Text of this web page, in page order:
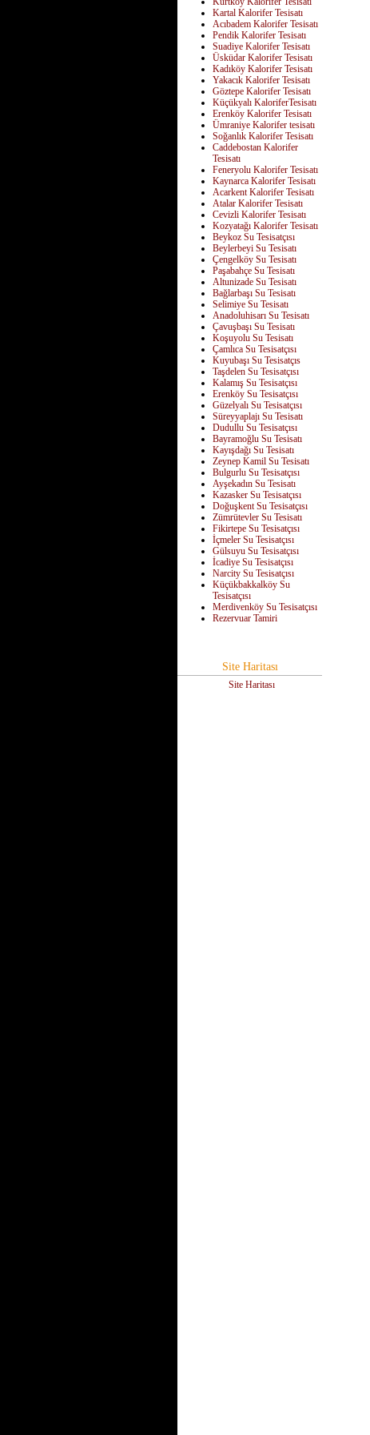
Kartal Kalorifer Tesisatı
Acıbadem Kalorifer Tesisatı
Pendik Kalorifer Tesisatı
Suadiye Kalorifer Tesisatı
Üsküdar Kalorifer Tesisatı
Kadıköy Kalorifer Tesisatı
Yakacık Kalorifer Tesisatı
Göztepe Kalorifer Tesisatı
Küçükyalı KaloriferTesisatı
Erenköy Kalorifer Tesisatı
Ümraniye Kalorifer tesisatı
Soğanlık Kalorifer Tesisatı
Caddebostan Kalorifer
Tesisatı
Feneryolu Kalorifer Tesisatı
Kaynarca Kalorifer Tesisatı
Acarkent Kalorifer Tesisatı
Atalar Kalorifer Tesisatı
Cevizli Kalorifer Tesisatı
Kozyatağı Kalorifer Tesisatı
Beykoz Su Tesisatçısı
Beylerbeyi Su Tesisatı
Çengelköy Su Tesisatı
Paşabahçe Su Tesisatı
Altunizade Su Tesisatı
Bağlarbaşı Su Tesisatı
Selimiye Su Tesisatı
Anadoluhisarı Su Tesisatı
Çavuşbaşı Su Tesisatı
Koşuyolu Su Tesisatı
Çamlıca Su Tesisatçısı
Kuyubaşı Su Tesisatçıs
Taşdelen Su Tesisatçısı
Kalamış Su Tesisatçısı
Erenköy Su Tesisatçısı
Güzelyalı Su Tesisatçısı
Süreyyaplajı Su Tesisatı
Dudullu Su Tesisatçısı
Bayramoğlu Su Tesisatı
Kayışdağı Su Tesisatı
Zeynep Kamil Su Tesisatı
Bulgurlu Su Tesisatçısı
Ayşekadın Su Tesisatı
Kazasker Su Tesisatçısı
Doğuşkent Su Tesisatçısı
Zümrütevler Su Tesisatı
Fikirtepe Su Tesisatçısı
İçmeler Su Tesisatçısı
Gülsuyu Su Tesisatçısı
İcadiye Su Tesisatçısı
Narcity Su Tesisatçısı
Küçükbakkalköy Su
Tesisatçısı
Merdivenköy Su Tesisatçısı
Rezervuar Tamiri
Site Haritası
Site Haritası